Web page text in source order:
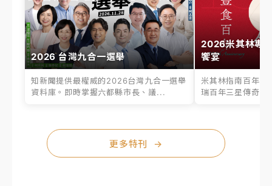
2026 台灣九合一選舉
知新聞提供最權威的2026台灣九合一選舉
資料庫。即時掌握六都縣市長、議...
2026米其林專
饗宴
米其林指南百年之
瑞百年三星傳奇、
更多特刊 →